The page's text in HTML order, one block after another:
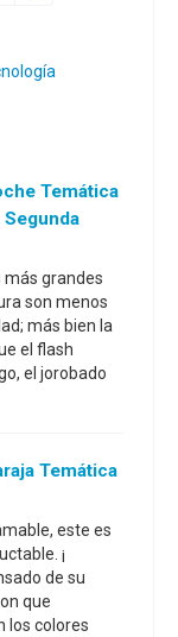
Temática
Segunda
más grandes
son menos
más bien la
el flash
el jorobado
Temática
este es
¡
de su
que
los colores